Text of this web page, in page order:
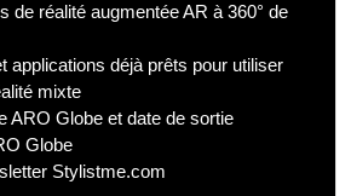
de réalité augmentée AR à 360° de
applications déjà prêts pour utiliser
mixte
ARO Globe et date de sortie
Globe
Stylistme.com